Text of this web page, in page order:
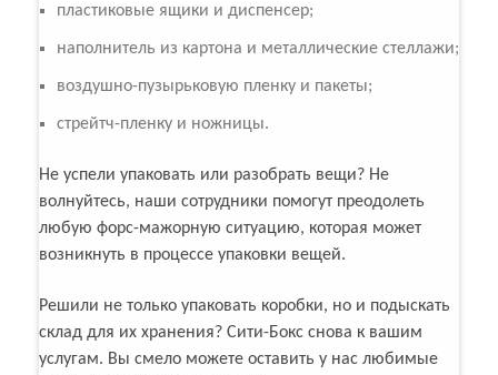
пластиковые ящики и диспенсер;
наполнитель из картона и металлические стеллажи;
воздушно-пузырьковую пленку и пакеты;
стрейтч-пленку и ножницы.
Не успели упаковать или разобрать вещи? Не
волнуйтесь, наши сотрудники помогут преодолеть
любую форс-мажорную ситуацию, которая может
возникнуть в процессе упаковки вещей.
Решили не только упаковать коробки, но и подыскать
склад для их хранения? Сити-Бокс снова к вашим
услугам. Вы смело можете оставить у нас любимые